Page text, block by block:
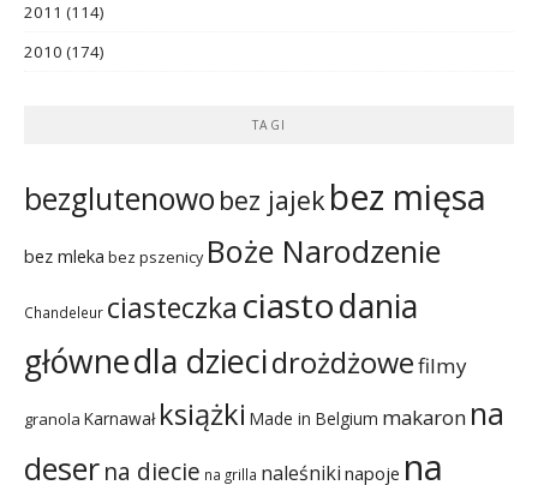
2011 (114)
2010 (174)
TAGI
bezglutenowo bez jajekbez mięsa
bez mleka bez pszenicy Boże Narodzenie
Chandeleur ciasteczka ciastodania
głównedla dziecidrożdżowefilmy
granola Karnawał książki Made in Belgium makaron na
deserna diecie na grilla naleśniki napoje na